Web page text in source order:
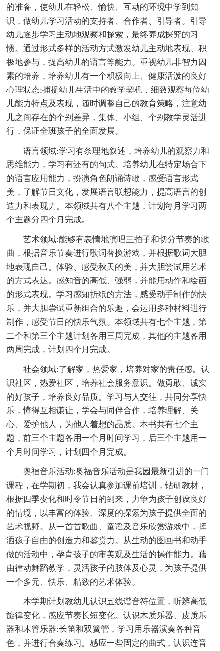
的准备，使幼儿在轻松、愉快、互动的环境中学到知
识，做幼儿学习活动的支持者、合作者、引导者。引导
幼儿逐步学习主动地观察和探索，最终养成探究的习
惯。通过形式多样的活动方式激发幼儿主动地表现、积
极地参与，提高幼儿的语言等能力。重视幼儿非智力因
素的培养，培养幼儿有一个积极向上、健康活泼的良好
心理状态;捕捉幼儿生活中的教学契机，细致观察每位幼
儿能力特点及表现，随时调整自己的教育策略，注意幼
儿之间存在的个别差异，集体、小组、个别教学灵活进
行，保证全班孩子的全面发展。
语言领域:学习有条理地叙述，培养幼儿的观察力和
思维能力，学习有还有的句式。培养幼儿在特定场合下
的语言应用能力，扮演角色朗诵诗歌，感受语言形式
美，了解节日文化，发展语言联想能力，提高语言的创
造力和表现力。本领域共有八个主题，计划每月学习两
个主题分四个月完成。
艺术领域:能够有表情地演唱三拍子和切分节奏的歌
曲，根据音乐节奏进行歌词替换游戏，并根据歌词大胆
地表现自己。体验、感受秋天的美，并大胆尝试用艺术
的方式表达。感知音的高低、强弱，并能用动作和绘画
的形式表现。学习感知折纸的方法，感受动手制作的快
乐，并大胆尝试重新组合的乐趣，会运用多种材料进行
制作，感受节日的快乐气氛。本领域共有七个主题，第
二个和第三个主题计划各用三周完成，其他的主题各用
两周完成，计划四个月完成。
社会领域:了解家，热爱家，培养对家的责任感。认
识社区，热爱社区，培养社会服务意识。做勇敢、诚实
的好孩子，培养良好品质。学习与人交往，共同分享快
乐，懂得互相谦让，学会与同伴合作，培养理解、关
心、爱护他人，为他人着想的品质。本书共有七个主
题，前三个主题各用一个月时间学习，后三个主题用一
个月时间学习，计划四个月完成。
奥福音乐活动:奥福音乐活动是我园最新引进的一门
课程，在学期初，我会认真参加课前培训，钻研教材，
根据四季变化和时令节日的到来，力争为孩子创设良好
的情境，以丰富的体验、深度的探索为孩子提供全面的
艺术视野。从一首首歌曲、童谣及音乐欣赏游戏中，挥
洒孩子自由的创造力和鉴赏力。从生动的图画书和动手
做的活动中，孕育孩子的审美观及生活的操作能力。藉
由律动舞蹈教学，灵活孩子的肢体及心灵，为孩子提供
一个多元、快乐、精致的艺术体验。
本学期计划教幼儿认识五线谱音符位置，听辨高低
旋律变化，感应节奏长短变化。认识木质乐器、皮质乐
器和木管乐器:长笛和双簧管，学习用乐器演奏各种音
色，并进行合奏练习。感应一些固定的曲式，认识连音